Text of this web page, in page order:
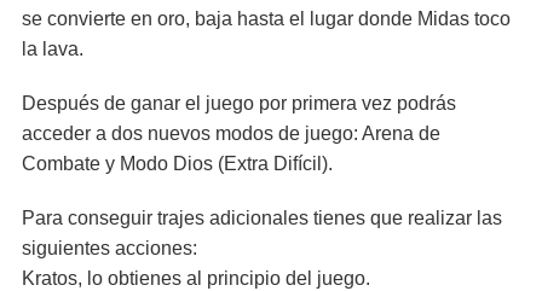
se convierte en oro, baja hasta el lugar donde Midas toco
la lava.
Después de ganar el juego por primera vez podrás
acceder a dos nuevos modos de juego: Arena de
Combate y Modo Dios (Extra Difícil).
Para conseguir trajes adicionales tienes que realizar las
siguientes acciones:
Kratos, lo obtienes al principio del juego.